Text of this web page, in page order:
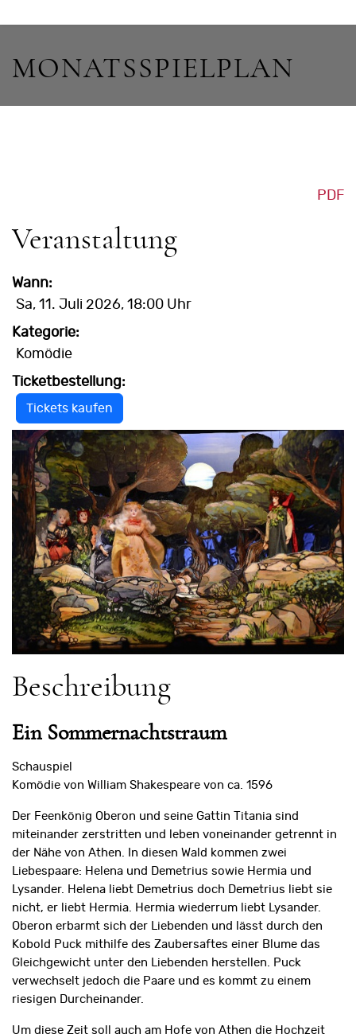
MONATSSPIELPLAN
PDF
Veranstaltung
Wann:
Sa, 11. Juli 2026, 18:00 Uhr
Kategorie:
Komödie
Ticketbestellung:
Tickets kaufen
Beschreibung
Ein Sommernachtstraum
Schauspiel
Komödie von William Shakespeare von ca. 1596
Der Feenkönig Oberon und seine Gattin Titania sind
miteinander zerstritten und leben voneinander getrennt in
der Nähe von Athen. In diesen Wald kommen zwei
Liebespaare: Helena und Demetrius sowie Hermia und
Lysander. Helena liebt Demetrius doch Demetrius liebt sie
nicht, er liebt Hermia. Hermia wiederrum liebt Lysander.
Oberon erbarmt sich der Liebenden und lässt durch den
Kobold Puck mithilfe des Zaubersaftes einer Blume das
Gleichgewicht unter den Liebenden herstellen. Puck
verwechselt jedoch die Paare und es kommt zu einem
riesigen Durcheinander.
Um diese Zeit soll auch am Hofe von Athen die Hochzeit